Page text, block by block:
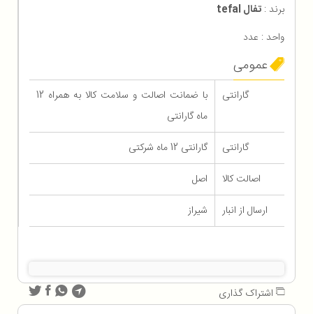
برند : تفال tefal
واحد : عدد
عمومی
گارانتی
با ضمانت اصالت و سلامت کالا به همراه 12
ماه گارانتی
گارانتی
گارانتی 12 ماه شرکتی
اصالت کالا
اصل
ارسال از انبار
شیراز
اشتراک گذاری